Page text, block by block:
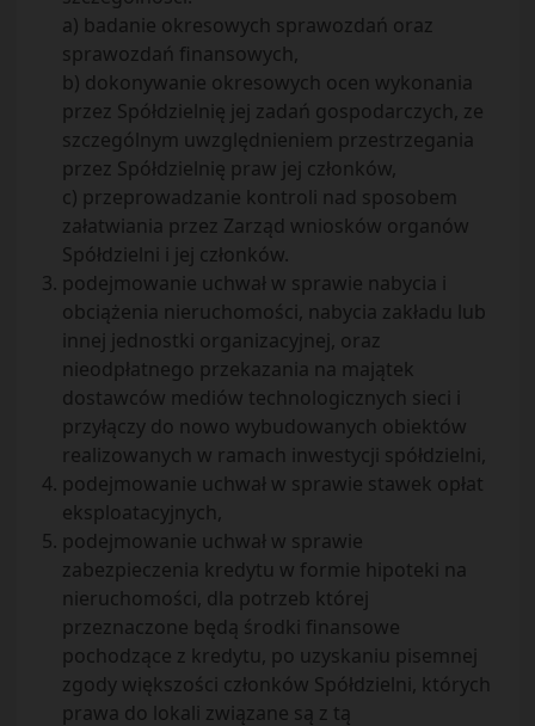
a) badanie okresowych sprawozdań oraz
sprawozdań finansowych,
b) dokonywanie okresowych ocen wykonania
przez Spółdzielnię jej zadań gospodarczych, ze
szczególnym uwzględnieniem przestrzegania
przez Spółdzielnię praw jej członków,
c) przeprowadzanie kontroli nad sposobem
załatwiania przez Zarząd wniosków organów
Spółdzielni i jej członków.
podejmowanie uchwał w sprawie nabycia i
obciążenia nieruchomości, nabycia zakładu lub
innej jednostki organizacyjnej, oraz
nieodpłatnego przekazania na majątek
dostawców mediów technologicznych sieci i
przyłączy do nowo wybudowanych obiektów
realizowanych w ramach inwestycji spółdzielni,
podejmowanie uchwał w sprawie stawek opłat
eksploatacyjnych,
podejmowanie uchwał w sprawie
zabezpieczenia kredytu w formie hipoteki na
nieruchomości, dla potrzeb której
przeznaczone będą środki finansowe
pochodzące z kredytu, po uzyskaniu pisemnej
zgody większości członków Spółdzielni, których
prawa do lokali związane są z tą